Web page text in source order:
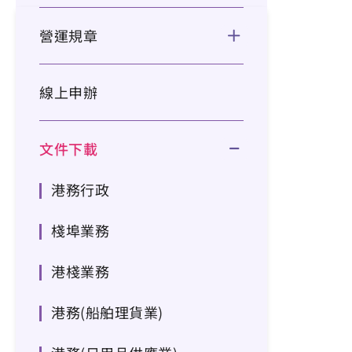
營運規章
線上申辦
文件下載
港務行政
棧埠業務
港棧業務
港務(船舶理貨業)